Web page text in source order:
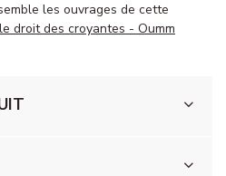
les ouvrages de cette
droit des croyantes - Oumm